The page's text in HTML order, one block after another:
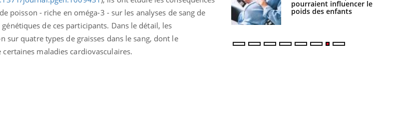
poisson - riche en oméga-3 - sur les analyses de sang de
de ces participants. Dans le détail, les
sur quatre types de graisses dans le sang, dont le
maladies cardiovasculaires.
kinés pourront
faire
nouvelles
recommandations de la
HAS
pourraient influencer le
poids des enfants